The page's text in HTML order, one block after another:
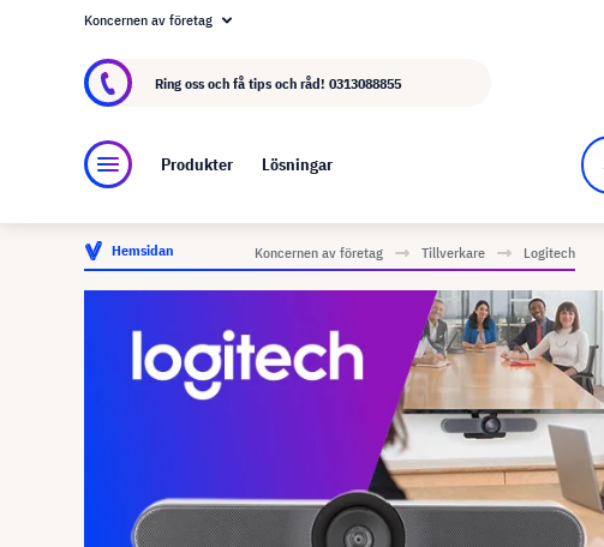
Om visunext.se
Koncernen av företag
Ring oss och få tips och råd! 0313088855
Produkter Lösningar
Hemsidan Koncernen av företag Tillverkare Logitech